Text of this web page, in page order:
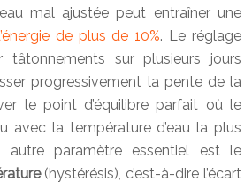
mal ajustée peut entraîner une
de plus de 10%. Le réglage
sur plusieurs jours
progressivement la pente de la
le point d’équilibre parfait où le
avec la température d’eau la plus
autre paramètre essentiel est le
(hystérésis), c’est-à-dire l’écart